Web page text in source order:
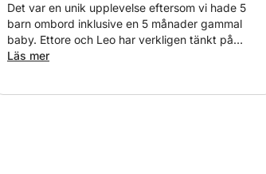
Det var en unik upplevelse eftersom vi hade 5
barn ombord inklusive en 5 månader gammal
baby. Ettore och Leo har verkligen tänkt på
allt!!! Ettore tog med barnen runt alla vikar vi
Läs mer